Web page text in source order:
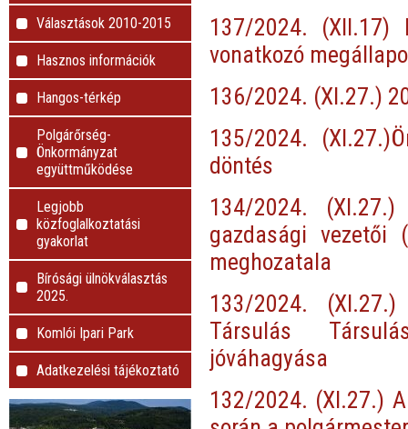
Választások 2010-2015
Hasznos információk
Hangos-térkép
Polgárőrség-
Önkormányzat
együttműködése
Legjobb
közfoglalkoztatási
gyakorlat
Bírósági ülnökválasztás
2025.
Komlói Ipari Park
Adatkezelési tájékoztató
137/2024. (XII.17)
vonatkozó
136/2024. (XI.27.)
135/2024.
döntés
134/2024. (XI.27.)
gazdasági vezetői
meghozatala
133/2024.
Társulás
jóváhagyása
132/2024. (XI.27.)